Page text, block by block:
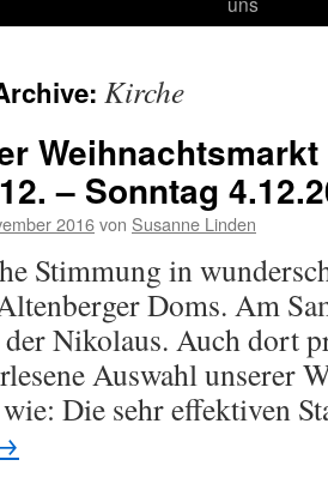
Kirche
– Sonntag
2016von Susanne Linden
Stimmung in
Doms. Am
Nikolaus. Auch dort
Auswahl unserer
Die sehr effektiven